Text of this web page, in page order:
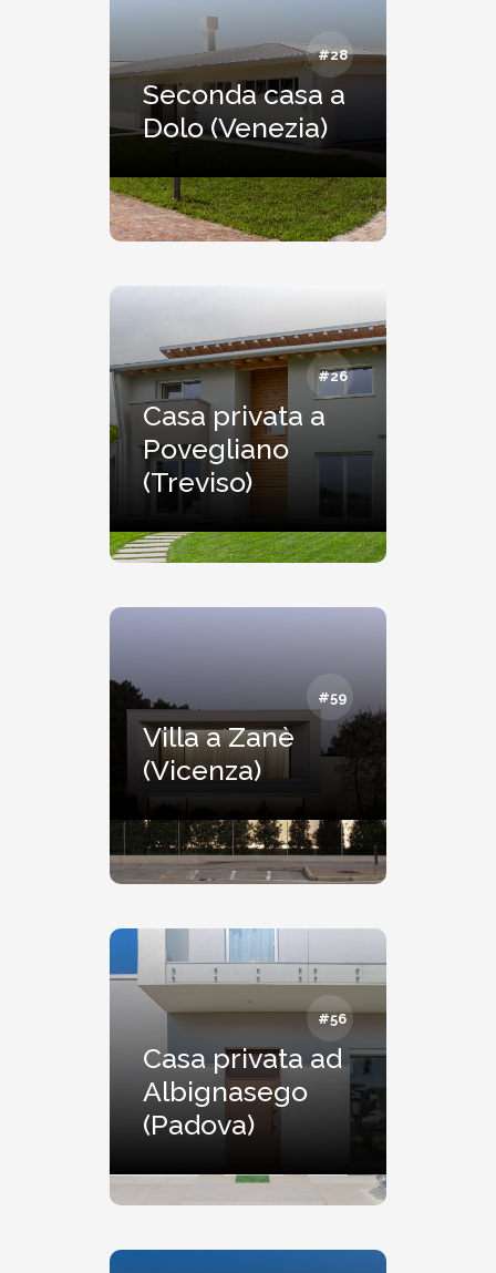
#28
Seconda casa a
Dolo (Venezia)
#26
Casa privata a
Povegliano
(Treviso)
#59
Villa a Zanè
(Vicenza)
#56
Casa privata ad
Albignasego
(Padova)